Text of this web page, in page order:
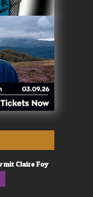
mit Claire Foy